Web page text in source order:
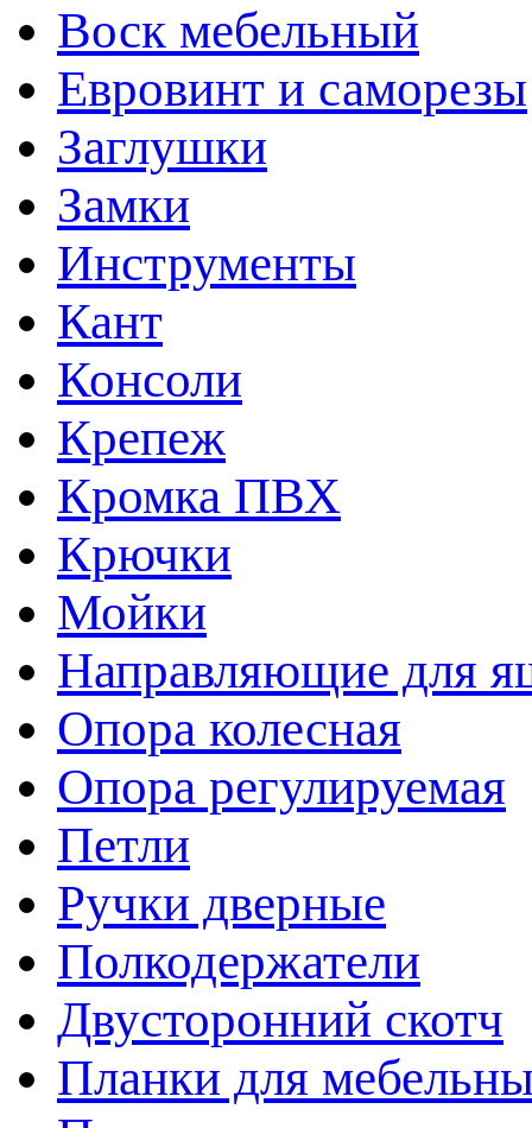
Воск мебельный
Евровинт и саморезы
Заглушки
Замки
Инструменты
Кант
Консоли
Крепеж
Кромка ПВХ
Крючки
Мойки
Направляющие для
Опора колесная
Опора регулируемая
Петли
Ручки дверные
Полкодержатели
Двусторонний скотч
Планки для